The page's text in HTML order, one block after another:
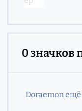
0 значков
Doraemon